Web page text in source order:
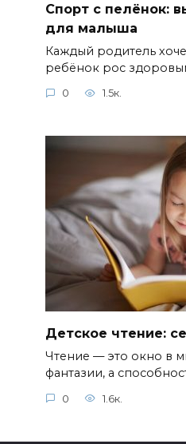
Спорт с пелёнок:
для малыша
Каждый родитель
ребёнок рос
0 1.5к.
Детское чтение:
Чтение — это окно в
фантазии, а
0 1.6к.